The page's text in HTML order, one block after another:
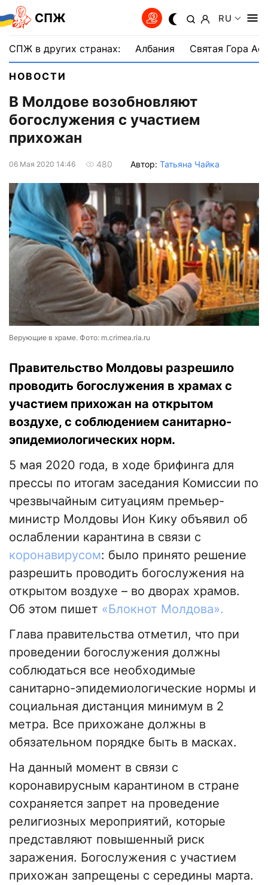
СПЖ RU
СПЖ в других странах: Албания Святая Гора
НОВОСТИ
В Молдове возобновляют
богослужения с участием
прихожан
06 Мая 2020 14:46 480 Автор: Татьяна Чайка
Верующие в храме. Фото: m.crimea.ria.ru
Правительство Молдовы разрешило
проводить богослужения в храмах с
участием прихожан на открытом
воздухе, с соблюдением санитарно-
эпидемиологических норм.
5 мая 2020 года, в ходе брифинга для
прессы по итогам заседания Комиссии по
чрезвычайным ситуациям премьер-
министр Молдовы Ион Кику объявил об
ослаблении карантина в связи с
коронавирусом: было принято решение
разрешить проводить богослужения на
открытом воздухе – во дворах храмов.
Об этом пишет «Блокнот Молдова».
Глава правительства отметил, что при
проведении богослужения должны
соблюдаться все необходимые
санитарно-эпидемиологические нормы и
социальная дистанция минимум в 2
метра. Все прихожане должны в
обязательном порядке быть в масках.
На данный момент в связи с
коронавирусным карантином в стране
сохраняется запрет на проведение
религиозных мероприятий, которые
представляют повышенный риск
заражения. Богослужения с участием
прихожан запрещены с середины марта.